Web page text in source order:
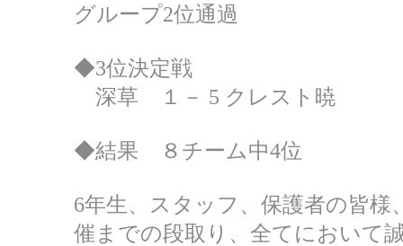
グループ2位通過
◆3位決定戦
深草 １－ 5 クレスト暁
◆結果 ８チーム中4位
6年生、スタッフ、保護者の皆様
催までの段取り、全てにおいて